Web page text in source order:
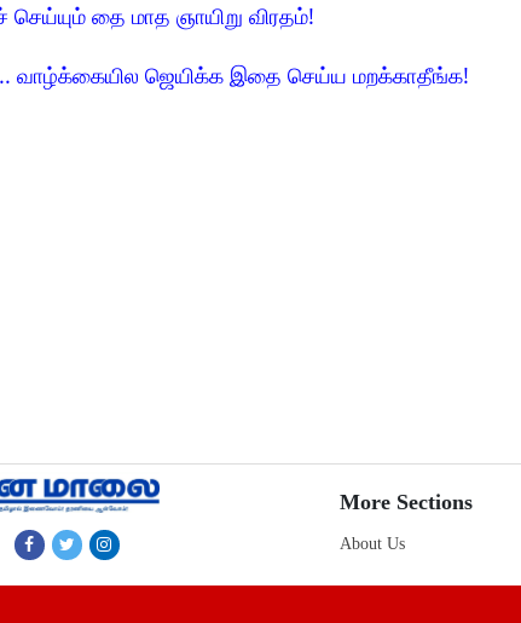
தை மாத ஞாயிறு விரதம்!
வாழ்க்கையில ஜெயிக்க இதை செய்ய மறக்காதீங்க!
More Sections
About Us